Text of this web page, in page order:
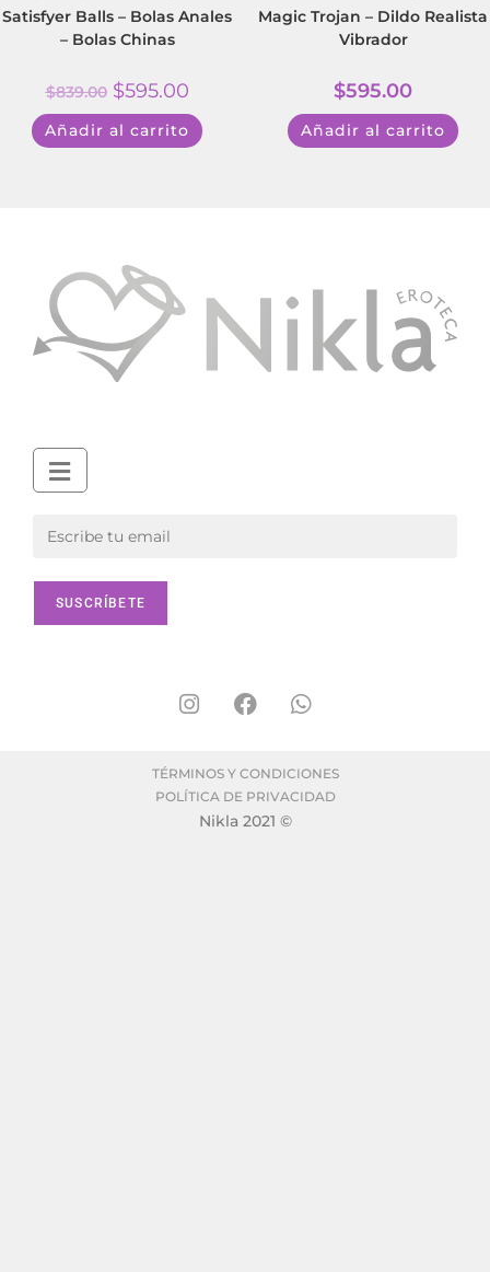
Satisfyer Balls – Bolas Anales
– Bolas Chinas
$839.00 $595.00
Añadir al carrito
Magic Trojan – Dildo Realista
Vibrador
$595.00
Añadir al carrito
TÉRMINOS Y CONDICIONES
POLÍTICA DE PRIVACIDAD
Nikla 2021 ©